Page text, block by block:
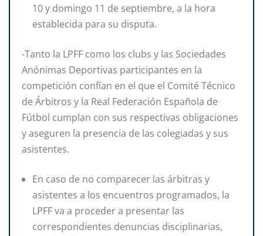
10 y domingo 11 de septiembre, a la hora
establecida para su disputa.
-Tanto la LPFF como los clubs y las Sociedades
Anónimas Deportivas participantes en la
competición confían en el que el Comité Técnico
de Árbitros y la Real Federación Española de
Fútbol cumplan con sus respectivas obligaciones
y aseguren la presencia de las colegiadas y sus
asistentes.
En caso de no comparecer las árbitras y
asistentes a los encuentros programados, la
LPFF va a proceder a presentar las
correspondientes denuncias disciplinarias,